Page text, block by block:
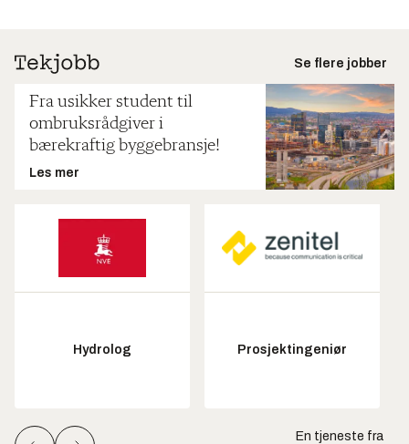
Se flere jobber
Fra usikker student til
ombruksrådgiver i
bærekraftig byggebransje!
Les mer
Hydrolog Prosjektingeniør
En tjeneste fra